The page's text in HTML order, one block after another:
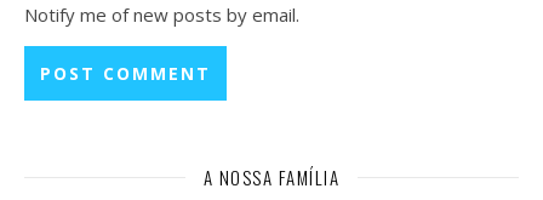
Notify me of new posts by email.
A NOSSA FAMÍLIA